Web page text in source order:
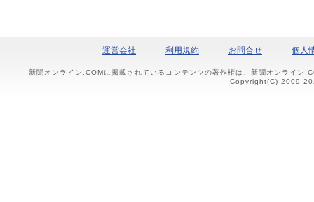
運営会社 利用規約 お問合せ 個人
新聞オンライン.COMに掲載されているコンテンツの著作権は、新聞オンライン
Copyright(C) 2009-